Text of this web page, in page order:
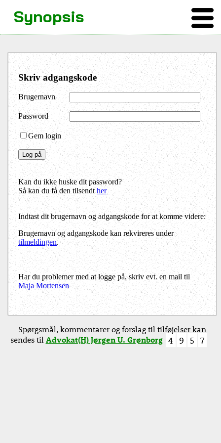
Skriv adgangskode
Brugernavn
Password
Gem login
Kan du ikke huske dit password?
Så kan du få den tilsendther
Indtast dit brugernavn og adgangskode for at komme videre:
Brugernavn og adgangskode kan rekvireres under
tilmeldingen.
Har du problemer med at logge på, skriv evt. en mail til
Maja Mortensen
Synopsis
Spørgsmål, kommentarer og forslag til tilføjelser kan
sendes tilAdvokat(H) Jørgen U. Grønborg 4 9 5 7